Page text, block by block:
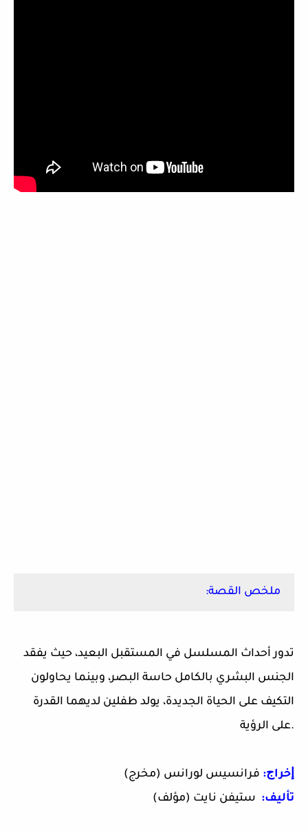
ملخص القصة:
تدور أحداث المسلسل في المستقبل البعيد، حيث يفقد
الجنس البشري بالكامل حاسة البصر، وبينما يحاولون
التكيف على الحياة الجديدة، يولد طفلين لديهما القدرة
على الرؤية.
ﺇﺧﺮاﺝ: فرانسيس لورانس (مخرج)
ﺗﺄﻟﻴﻒ: ستيفن نايت (مؤلف)